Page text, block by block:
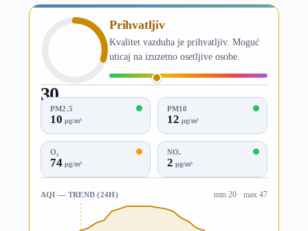
30
AQI
Prihvatljiv
Kvalitet vazduha je prihvatljiv. Moguć
uticaj na izuzetno osetljive osobe.
PM2.5
10 µg/m³
PM10
12 µg/m³
O₃
74µg/m³
NO₂
2 µg/m³
AQI — TREND (24H) min 20 · max 47